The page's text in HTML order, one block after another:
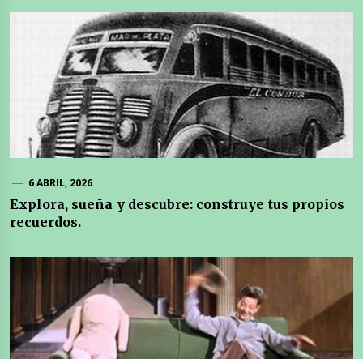
6 ABRIL, 2026
Explora, sueña y descubre: construye tus propios
recuerdos.